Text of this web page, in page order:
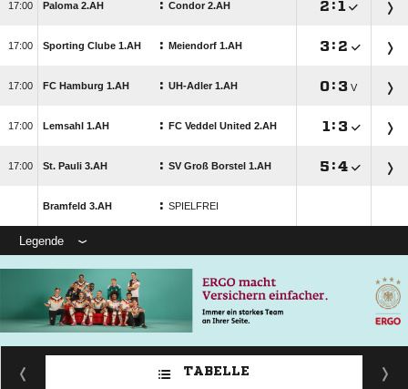
 Paloma 2.AH : Condor 2.AH  :
 Sporting Clube 1.AH : Meiendorf 1.AH : 
 FC Hamburg 1.AH : UH-Adler 1.AH : V
 Lemsahl 1.AH : FC Veddel United 2.AH  : 
 St. Pauli 3.AH : SV Groß Borstel 1.AH  :
Bramfeld 3.AH : SPIELFREI
Legende
TABELLE